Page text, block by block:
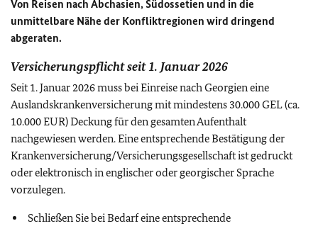
Von Reisen nach Abchasien, Südossetien und in die
unmittelbare Nähe der Konfliktregionen wird dringend
abgeraten.
Versicherungspflicht seit 1. Januar 2026
Seit 1. Januar 2026 muss bei Einreise nach Georgien eine
Auslandskrankenversicherung mit mindestens 30.000 GEL (ca.
10.000 EUR) Deckung für den gesamten Aufenthalt
nachgewiesen werden. Eine entsprechende Bestätigung der
Krankenversicherung/Versicherungsgesellschaft ist gedruckt
oder elektronisch in englischer oder georgischer Sprache
vorzulegen.
Schließen Sie bei Bedarf eine entsprechende